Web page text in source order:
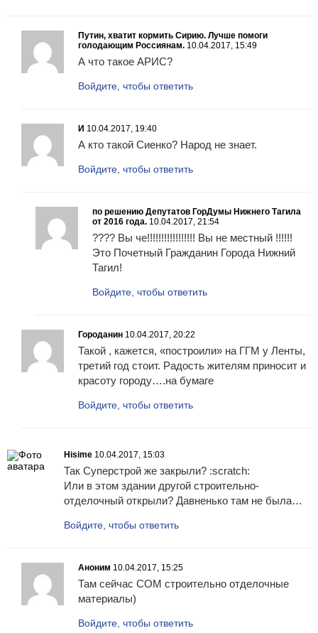
Путин, хватит кормить Сирию. Лучше помоги
голодающим Россиянам. 10.04.2017, 15:49
А что такое АРИС?
Войдите, чтобы ответить
И 10.04.2017, 19:40
А кто такой Сиенко? Народ не знает.
Войдите, чтобы ответить
по решению Депутатов ГорДумы Нижнего Тагила
от 2016 года. 10.04.2017, 21:54
???? Вы че!!!!!!!!!!!!!!!!! Вы не местный !!!!!!
Это Почетный Гражданин Города Нижний
Тагил!
Войдите, чтобы ответить
Городанин 10.04.2017, 20:22
Такой , кажется, «построили» на ГГМ у Ленты,
третий год стоит. Радость жителям приносит и
красоту городу….на бумаге
Войдите, чтобы ответить
Hisime 10.04.2017, 15:03
Так Суперстрой же закрыли? :scratch:
Или в этом здании другой строительно-
отделочный открыли? Давненько там не была…
Войдите, чтобы ответить
Аноним 10.04.2017, 15:25
Там сейчас СОМ строительно отделочные
материалы)
Войдите, чтобы ответить